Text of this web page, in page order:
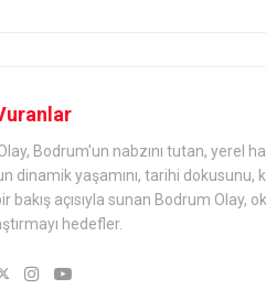
Bodrum'un nabzını tutan, yerel
dinamik yaşamını, tarihi dokusunu,
bakış açısıyla sunan Bodrum Olay,
hedefler.